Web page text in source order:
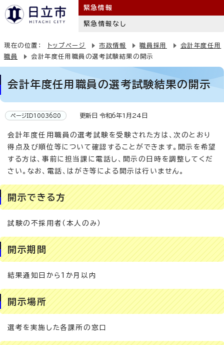
緊急情報
緊急情報なし
現在の位置： トップページ 市政情報 職員採用
会計年度任用
職員
会計年度任用職員の選考試験結果の開示
会計年度任用職員の選考試験結果の開示
ページID1003680 更新日 令和6年1月24日
会計年度任用職員の選考試験を受験された方は、次のとおり
得点及び順位等について確認することができます。開示を希望
する方は、事前に担当課に電話し、開示の日時を調整してくだ
さい。なお、電話、はがき等による開示は行いません。
開示できる方
試験の不採用者（本人のみ）
開示期間
結果通知日から1か月以内
開示場所
選考を実施した各課所の窓口